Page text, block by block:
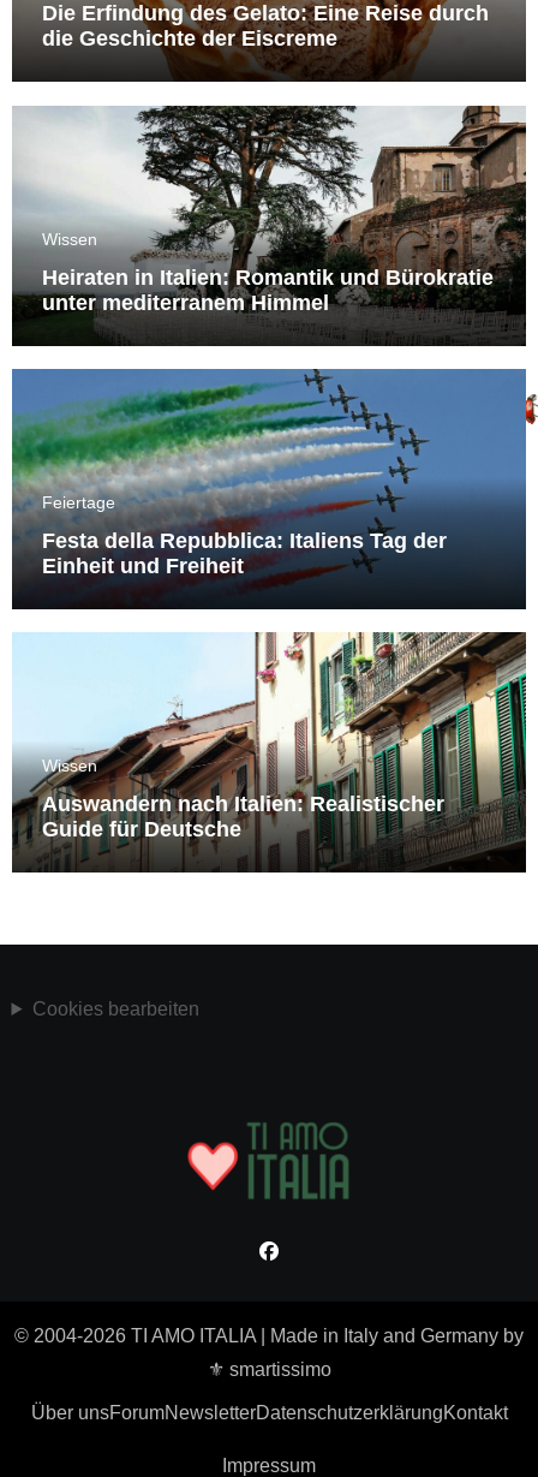
Die Erfindung des Gelato: Eine Reise durch
die Geschichte der Eiscreme
Wissen
Heiraten in Italien: Romantik und Bürokratie
unter mediterranem Himmel
Feiertage
Festa della Repubblica: Italiens Tag der
Einheit und Freiheit
Wissen
Auswandern nach Italien: Realistischer
Guide für Deutsche
Cookies bearbeiten
© 2004-2026 TI AMO ITALIA
Made in Italy and Germany by
⚜ smartissimo
Über unsForumNewsletterDatenschutzerklärungKontakt
Impressum